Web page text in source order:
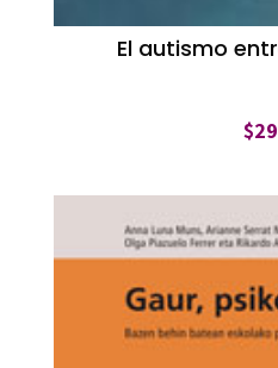
El autismo
$